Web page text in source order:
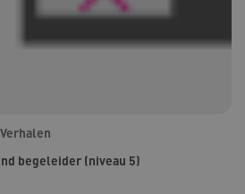
Verhalen
begeleider (niveau 5)